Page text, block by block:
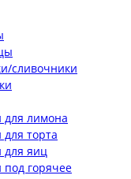
сливочники
для лимона
для торта
для яиц
под горячее